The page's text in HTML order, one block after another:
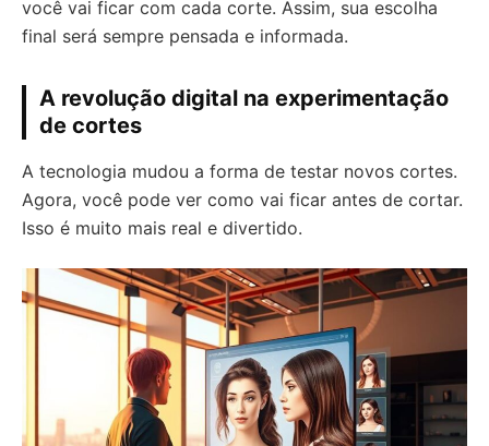
você vai ficar com cada corte. Assim, sua escolha
final será sempre pensada e informada.
A revolução digital na experimentação
de cortes
A tecnologia mudou a forma de testar novos cortes.
Agora, você pode ver como vai ficar antes de cortar.
Isso é muito mais real e divertido.